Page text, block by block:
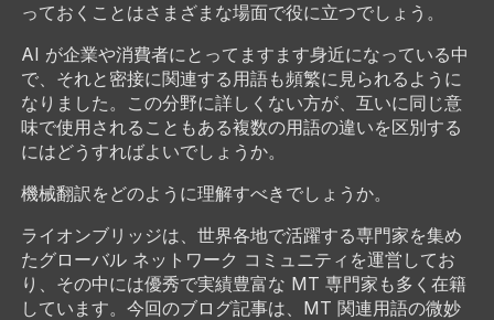
っておくことはさまざまな場面で役に立つでしょう。
AI が企業や消費者にとってますます身近になっている中
で、それと密接に関連する用語も頻繁に見られるように
なりました。この分野に詳しくない方が、互いに同じ意
味で使用されることもある複数の用語の違いを区別する
にはどうすればよいでしょうか。
機械翻訳をどのように理解すべきでしょうか。
ライオンブリッジは、世界各地で活躍する専門家を集め
たグローバル ネットワーク コミュニティを運営してお
り、その中には優秀で実績豊富な MT 専門家も多く在籍
しています。今回のブログ記事は、MT 関連用語の微妙